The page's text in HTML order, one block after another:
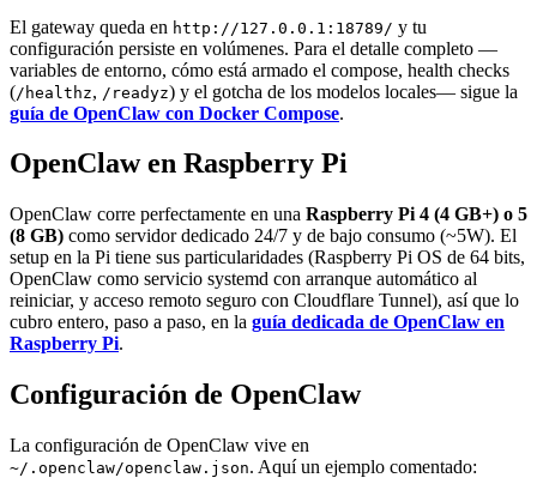
El gateway queda en http://127.0.0.1:18789/ y tu
configuración persiste en volúmenes. Para el detalle completo —
variables de entorno, cómo está armado el compose, health checks
(/healthz, /readyz) y el gotcha de los modelos locales— sigue la
guía de OpenClaw con Docker Compose.
OpenClaw en Raspberry Pi
OpenClaw corre perfectamente en una Raspberry Pi 4 (4 GB+) o 5
(8 GB) como servidor dedicado 24/7 y de bajo consumo (~5W). El
setup en la Pi tiene sus particularidades (Raspberry Pi OS de 64 bits,
OpenClaw como servicio systemd con arranque automático al
reiniciar, y acceso remoto seguro con Cloudflare Tunnel), así que lo
cubro entero, paso a paso, en la guía dedicada de OpenClaw en
Raspberry Pi.
Configuración de OpenClaw
La configuración de OpenClaw vive en
~/.openclaw/openclaw.json. Aquí un ejemplo comentado: